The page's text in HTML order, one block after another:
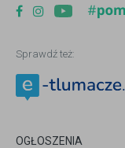
Sprawdź też:
OGŁOSZENIA